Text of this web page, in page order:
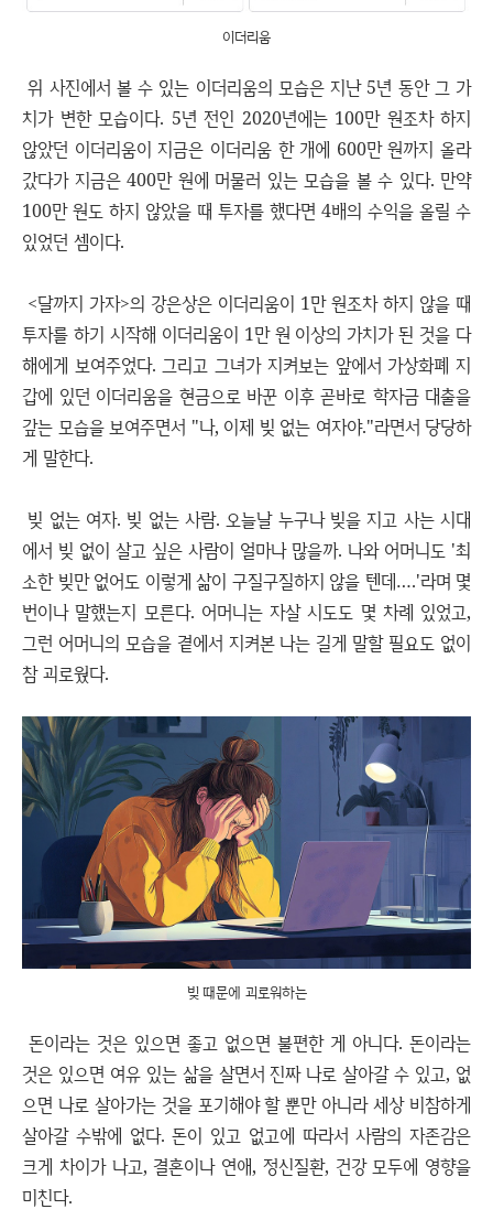
이더리움
위 사진에서 볼 수 있는 이더리움의 모습은 지난 5년 동안 그 가
치가 변한 모습이다. 5년 전인 2020년에는 100만 원조차 하지
않았던 이더리움이 지금은 이더리움 한 개에 600만 원까지 올라
갔다가 지금은 400만 원에 머물러 있는 모습을 볼 수 있다. 만약
100만 원도 하지 않았을 때 투자를 했다면 4배의 수익을 올릴 수
있었던 셈이다.
<달까지 가자>의 강은상은 이더리움이 1만 원조차 하지 않을 때
투자를 하기 시작해 이더리움이 1만 원 이상의 가치가 된 것을 다
해에게 보여주었다. 그리고 그녀가 지켜보는 앞에서 가상화폐 지
갑에 있던 이더리움을 현금으로 바꾼 이후 곧바로 학자금 대출을
갚는 모습을 보여주면서 "나, 이제 빚 없는 여자야."라면서 당당하
게 말한다.
빚 없는 여자. 빚 없는 사람. 오늘날 누구나 빚을 지고 사는 시대
에서 빚 없이 살고 싶은 사람이 얼마나 많을까. 나와 어머니도 '최
소한 빚만 없어도 이렇게 삶이 구질구질하지 않을 텐데….'라며 몇
번이나 말했는지 모른다. 어머니는 자살 시도도 몇 차례 있었고,
그런 어머니의 모습을 곁에서 지켜본 나는 길게 말할 필요도 없이
참 괴로웠다.
빚 때문에 괴로워하는
돈이라는 것은 있으면 좋고 없으면 불편한 게 아니다. 돈이라는
것은 있으면 여유 있는 삶을 살면서 진짜 나로 살아갈 수 있고, 없
으면 나로 살아가는 것을 포기해야 할 뿐만 아니라 세상 비참하게
살아갈 수밖에 없다. 돈이 있고 없고에 따라서 사람의 자존감은
크게 차이가 나고, 결혼이나 연애, 정신질환, 건강 모두에 영향을
미친다.